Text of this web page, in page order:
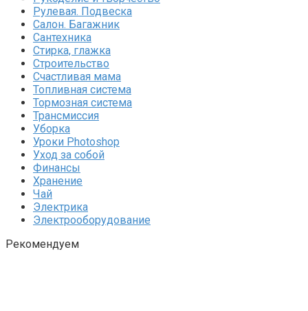
Рулевая. Подвеска
Салон. Багажник
Сантехника
Стирка, глажка
Строительство
Счастливая мама
Топливная система
Тормозная система
Трансмиссия
Уборка
Уроки Photoshop
Уход за собой
Финансы
Хранение
Чай
Электрика
Электрооборудование
Рекомендуем